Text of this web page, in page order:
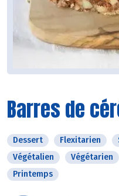
Barres de
Dessert Flexitarien
Végétalien
Végétarien
Printemps